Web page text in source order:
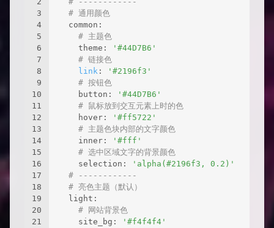
3
4
5
6
7
8
9
10
11
12
13
14
15
16
17
18
19
20
21
# 通用颜色
  common:
# 主题色
    theme:
'#44D7B6'
# 链接色
link :
'#2196f3'
# 按钮色
    button:
'#44D7B6'
# 鼠标放到交互元素上时的色
    hover:
'#ff5722'
# 主题色块内部的文字颜色
    inner:
'#fff'
# 选中区域文字的背景颜色
    selection:
'alpha(#2196f3, 0.2)'
# ------------
# 亮色主题（默认）
  light:
# 网站背景色
    site_bg:
'#f4f4f4'